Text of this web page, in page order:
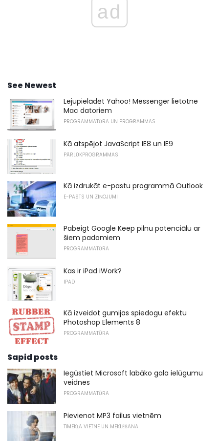
ad
See Newest
Lejupielādēt Yahoo! Messenger lietotne
Mac datoriem
PROGRAMMATŪRA UN PROGRAMMAS
Kā atspējot JavaScript IE8 un IE9
PĀRLŪKPROGRAMMAS
Kā izdrukāt e-pastu programmā Outlook
E-PASTS UN ZIŅOJUMI
Pabeigt Google Keep pilnu potenciālu ar
šiem padomiem
PROGRAMMATŪRA
Kas ir iPad iWork?
IPAD
Kā izveidot gumijas spiedogu efektu
Photoshop Elements 8
PROGRAMMATŪRA
Sapid posts
Iegūstiet Microsoft labāko gala ielūgumu
veidnes
PROGRAMMATŪRA
Pievienot MP3 failus vietnēm
TĪMEKĻA VIETNE UN MEKLĒŠANA